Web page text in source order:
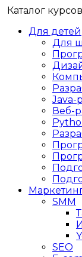
Каталог курсов
Для детей
Для
Java-
Веб-
SMM
SEO